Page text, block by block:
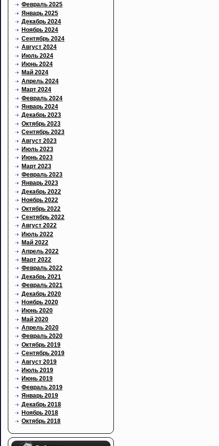
Февраль 2025
Январь 2025
Декабрь 2024
Ноябрь 2024
Сентябрь 2024
Август 2024
Июль 2024
Июнь 2024
Май 2024
Апрель 2024
Март 2024
Февраль 2024
Январь 2024
Декабрь 2023
Октябрь 2023
Сентябрь 2023
Август 2023
Июль 2023
Июнь 2023
Март 2023
Февраль 2023
Январь 2023
Декабрь 2022
Ноябрь 2022
Октябрь 2022
Сентябрь 2022
Август 2022
Июль 2022
Май 2022
Апрель 2022
Март 2022
Февраль 2022
Декабрь 2021
Февраль 2021
Декабрь 2020
Ноябрь 2020
Июнь 2020
Май 2020
Апрель 2020
Февраль 2020
Октябрь 2019
Сентябрь 2019
Август 2019
Июль 2019
Июнь 2019
Февраль 2019
Январь 2019
Декабрь 2018
Ноябрь 2018
Октябрь 2018